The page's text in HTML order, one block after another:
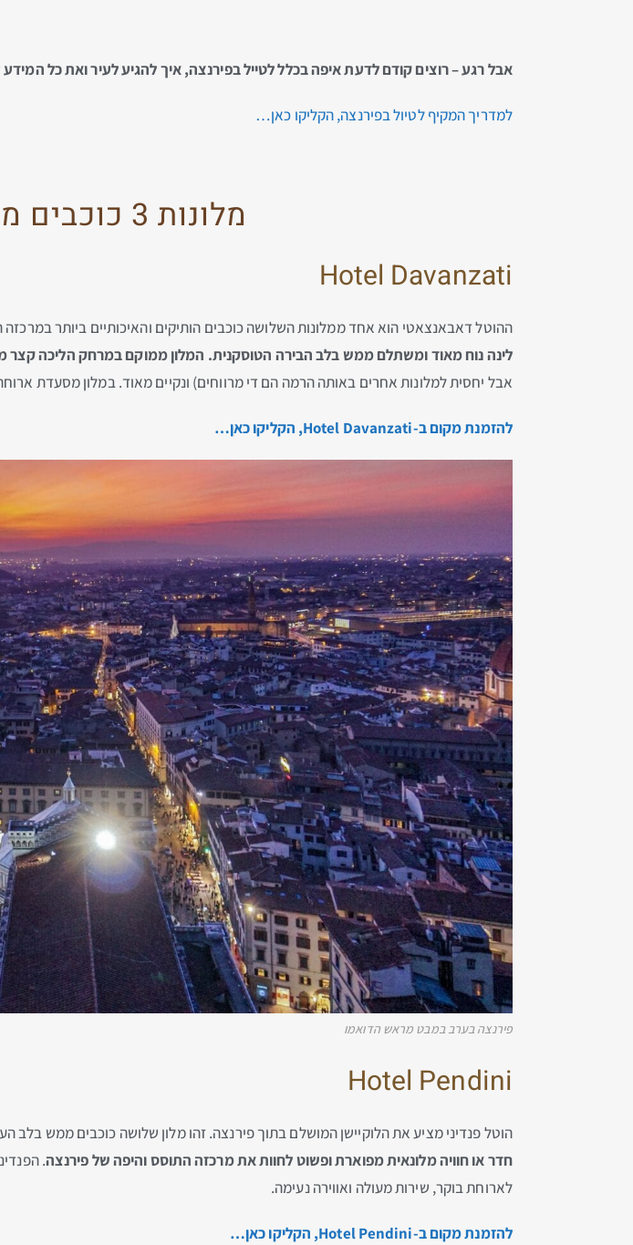
אבל רגע – רוצים קודם לדעת איפה בכלל לטייל בפירנצה, איך להגיע לעיר ואת כל
למדריך המקיף לטיול בפירנצה, הקליקו כאן…
מלונות 3 כוכבים מרכזיים בפירנצה
Hotel Davanzati
ההוטל דאבאנצאטי הוא אחד ממלונות השלושה כוכבים הותיקים והאיכותיים ביותר
לינה נוח מאוד ומשתלם ממש בלב הבירה הטוסקנית. המלון ממוקם במרחק הליכה קצר
אבל יחסית למלונות אחרים באותה הרמה הם די מרווחים) ונקיים מאוד. במלון מסעדת
להזמנת מקום ב-Hotel Davanzati, הקליקו כאן…
פירנצה בערב במבט מראש הדואמו
Hotel Pendini
הוטל פנדיני מציע את הלוקיישן המושלם בתוך פירנצה. זהו מלון שלושה כוכבים ממש בלב
חדר או חוויה מלונאית מפוארת ופשוט לחוות את מרכזה התוסס והיפה של פירנצה.
לארוחת בוקר, שירות מעולה ואווירה נעימה.
להזמנת מקום ב-Hotel Pendini, הקליקו כאן…